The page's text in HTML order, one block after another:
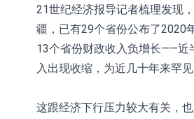
巨芯-U(688549.CN)
【异动股】港股跌幅
车内饰(06162.HK)跌
务集团(02215.HK)
【异动股】港股涨
能健康(00348.HK)
黄金(01939.HK)涨
21世纪经济报导记者梳理发现
疆，已有29个省份公布了2020
13个省份财政收入负增长——近
入出现收缩，为近几十年来罕见
这跟经济下行压力较大有关，